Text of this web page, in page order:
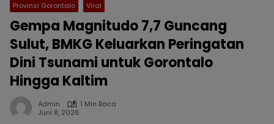
Provinsi Gorontalo Viral
Gempa Magnitudo 7,7 Guncang
Sulut, BMKG Keluarkan Peringatan
Dini Tsunami untuk Gorontalo
Hingga Kaltim
Admin
1 Min Baca
Juni 8, 2026